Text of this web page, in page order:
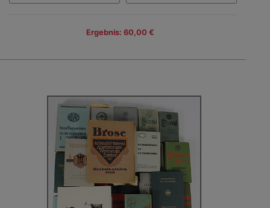
Ergebnis: 60,00 €